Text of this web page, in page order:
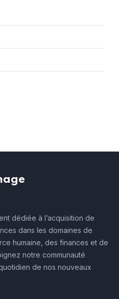
dédiée à l’acquisition de
dans les domaines de
humaine, des finances et de
notre communauté
de nos nouveaux